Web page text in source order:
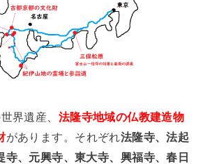
界遺産、 法隆寺地域の仏教建造物
があります。それぞれ法隆寺、法起
寺、元興寺、東大寺、興福寺、春日